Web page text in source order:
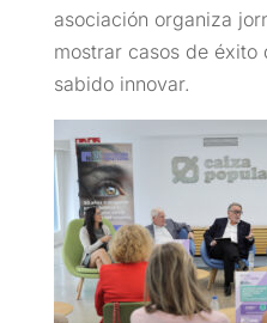
asociación organiza
mostrar casos de éxito
sabido innovar.